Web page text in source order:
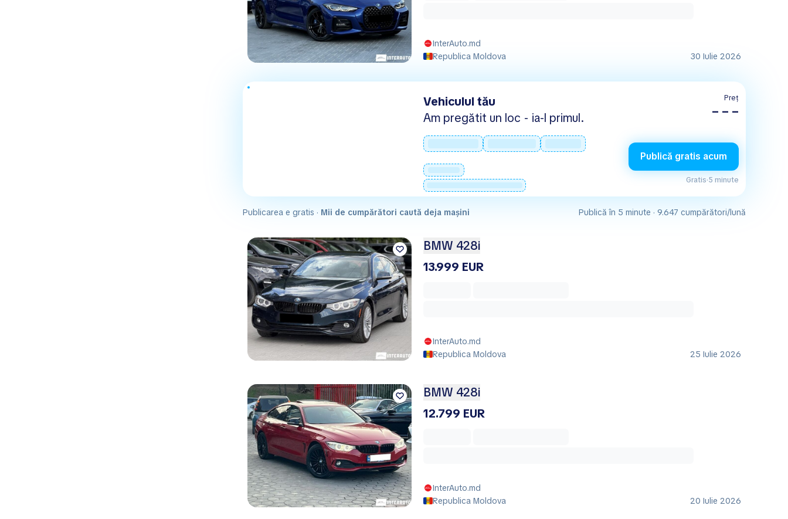
InterAuto.md
Republica Moldova
30 Iulie 2026
Vehiculul tău
Am pregătit un loc - ia-l primul.
Preț
– – –
Publică gratis acum
Gratis·5 minute
Publicarea e gratis · Mii de cumpărători caută deja mașini Publică în 5 minute · 9.647 cumpărători/lună
BMW 428i
13.999 EUR
InterAuto.md
Republica Moldova
25 Iulie 2026
BMW 428i
12.799 EUR
InterAuto.md
Republica Moldova
20 Iulie 2026